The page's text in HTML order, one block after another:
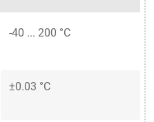
-40 ... 200 °C
±0.03 °C